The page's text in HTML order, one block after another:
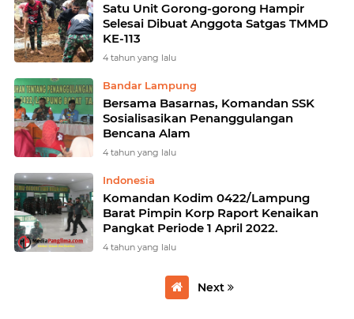
Satu Unit Gorong-gorong Hampir
Selesai Dibuat Anggota Satgas TMMD
KE-113
4 tahun yang lalu
Bandar Lampung
Bersama Basarnas, Komandan SSK
Sosialisasikan Penanggulangan
Bencana Alam
4 tahun yang lalu
Indonesia
Komandan Kodim 0422/Lampung
Barat Pimpin Korp Raport Kenaikan
Pangkat Periode 1 April 2022.
4 tahun yang lalu
Next